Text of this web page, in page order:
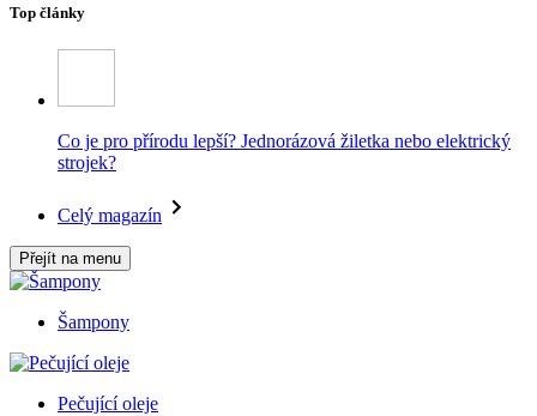
Top články
Co je pro přírodu lepší? Jednorázová žiletka nebo elektrický
strojek?
Celý magazín
Přejít na menu
Šampony
Pečující oleje